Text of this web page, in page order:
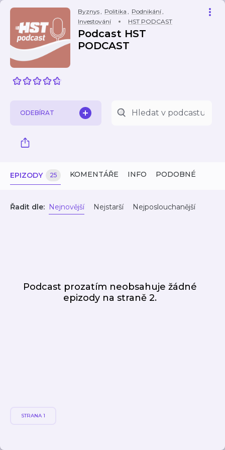
Byznys, Politika , Podnikání,
Investování
HST PODCAST
Podcast HST
PODCAST
ODEBÍRAT
EPIZODY 25 KOMENTÁŘE INFO PODOBNÉ
Řadit dle: Nejnovější Nejstarší Nejposlouchanější
Podcast prozatím neobsahuje žádné
epizody na straně 2.
STRANA 1